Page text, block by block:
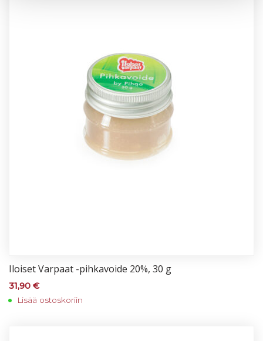
Iloi­set Var­paat -pih­ka­voi­de 20%, 30 g
31,90 €
Lisää ostoskoriin